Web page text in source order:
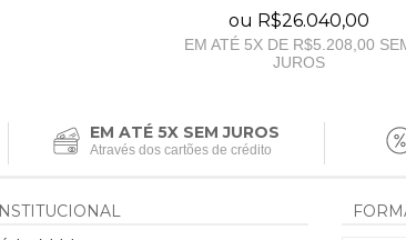
ou R$26.040,00
EM ATÉ 5X DE R$5.208,00
JUROS
EM ATÉ 5X SEM JUROS
Através dos cartões de crédito